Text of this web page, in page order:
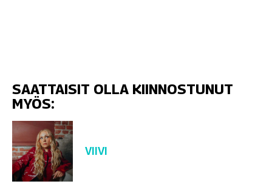
SAATTAISIT OLLA KIINNOSTUNUT
MYÖS:
VIIVI